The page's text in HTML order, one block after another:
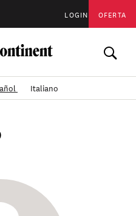
LOGIN OFERTA
Italiano